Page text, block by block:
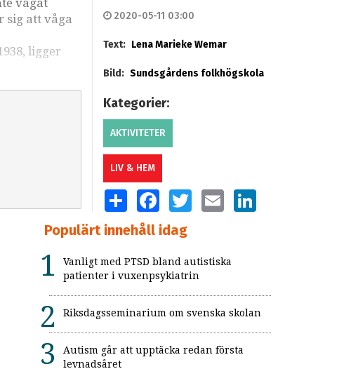
vågat
sig att våga
ligger
2020-05-11 03:00
Text: Lena Marieke Wemar
Bild: Sundsgårdens folkhögskola
Kategorier:
AKTIVITETER
LIV & HEM
SHARE FACEBOOKTWITTEREMAIL LINKEDIN
Populärt innehåll idag
Vanligt med PTSD bland autistiska
patienter i vuxenpsykiatrin
Riksdagsseminarium om svenska skolan
Autism går att upptäcka redan första
levnadsåret